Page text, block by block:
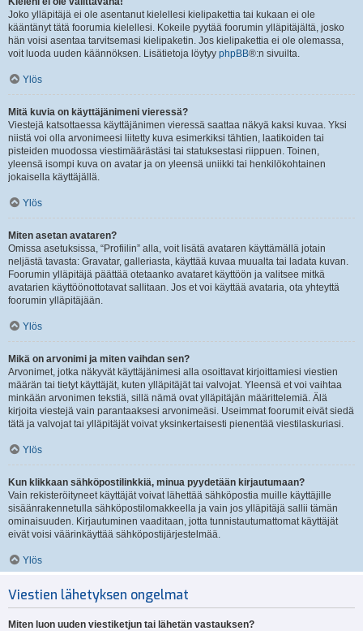
Joko ylläpitäjä ei ole asentanut kielellesi kielipakettia tai kukaan ei ole
kääntänyt tätä foorumia kielellesi. Kokeile pyytää foorumin ylläpitäjältä, josko
hän voisi asentaa tarvitsemasi kielipaketin. Jos kielipakettia ei ole olemassa,
voit luoda uuden käännöksen. Lisätietoja löytyy phpBB®:n sivuilta.
Ylös
Mitä kuvia on käyttäjänimeni vieressä?
Viestejä katsottaessa käyttäjänimen vieressä saattaa näkyä kaksi kuvaa. Yksi
niistä voi olla arvonimeesi liitetty kuva esimerkiksi tähtien, laatikoiden tai
pisteiden muodossa viestimäärästäsi tai statuksestasi riippuen. Toinen,
yleensä isompi kuva on avatar ja on yleensä uniikki tai henkilökohtainen
jokaisella käyttäjällä.
Ylös
Miten asetan avataren?
Omissa asetuksissa, “Profiilin” alla, voit lisätä avataren käyttämällä jotain
neljästä tavasta: Gravatar, galleriasta, käyttää kuvaa muualta tai ladata kuvan.
Foorumin ylläpitäjä päättää otetaanko avataret käyttöön ja valitsee mitkä
avatarien käyttöönottotavat sallitaan. Jos et voi käyttää avataria, ota yhteyttä
foorumin ylläpitäjään.
Ylös
Mikä on arvonimi ja miten vaihdan sen?
Arvonimet, jotka näkyvät käyttäjänimesi alla osoittavat kirjoittamiesi viestien
määrän tai tietyt käyttäjät, kuten ylläpitäjät tai valvojat. Yleensä et voi vaihtaa
minkään arvonimen tekstiä, sillä nämä ovat ylläpitäjän määrittelemiä. Älä
kirjoita viestejä vain parantaaksesi arvonimeäsi. Useimmat foorumit eivät siedä
tätä ja valvojat tai ylläpitäjät voivat yksinkertaisesti pienentää viestilaskuriasi.
Ylös
Kun klikkaan sähköpostilinkkiä, minua pyydetään kirjautumaan?
Vain rekisteröityneet käyttäjät voivat lähettää sähköpostia muille käyttäjille
sisäänrakennetulla sähköpostilomakkeella ja vain jos ylläpitäjä sallii tämän
ominaisuuden. Kirjautuminen vaaditaan, jotta tunnistautumattomat käyttäjät
eivät voisi väärinkäyttää sähköpostijärjestelmää.
Ylös
Viestien lähetyksen ongelmat
Miten luon uuden viestiketjun tai lähetän vastauksen?